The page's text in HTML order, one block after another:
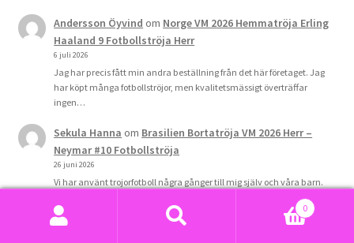
Andersson Öyvind om Norge VM 2026 Hemmatröja Erling
Haaland 9 Fotbollströja Herr
6 juli 2026
Jag har precis fått min andra beställning från det här företaget. Jag
har köpt många fotbollströjor, men kvalitetsmässigt överträffar
ingen…
Sekula Hanna om Brasilien Bortatröja VM 2026 Herr –
Neymar #10 Fotbollströja
26 juni 2026
Vi har använt trojorfotboll några gånger till mig själv och våra barn.
Carlström Majda
Argentina Hemmatröja VM 2026 Herr
0